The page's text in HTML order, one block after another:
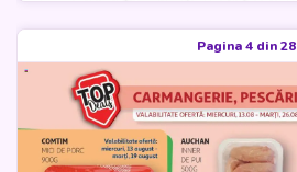
Pagina 4 din 28